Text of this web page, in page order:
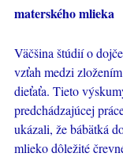
materského mlieka
Väčšina štúdií o
vzťah medzi
dieťaťa. Tieto
predchádzajúcej
ukázali, že bábätká
mlieko dôležité